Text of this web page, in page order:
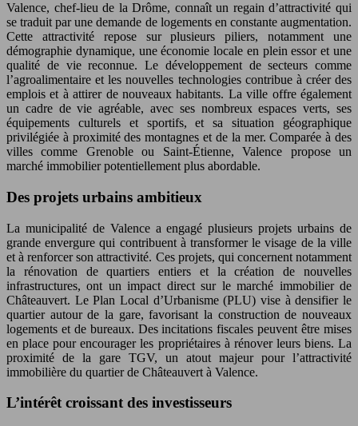
Valence, chef-lieu de la Drôme, connaît un regain d’attractivité qui
se traduit par une demande de logements en constante augmentation.
Cette attractivité repose sur plusieurs piliers, notamment une
démographie dynamique, une économie locale en plein essor et une
qualité de vie reconnue. Le développement de secteurs comme
l’agroalimentaire et les nouvelles technologies contribue à créer des
emplois et à attirer de nouveaux habitants. La ville offre également
un cadre de vie agréable, avec ses nombreux espaces verts, ses
équipements culturels et sportifs, et sa situation géographique
privilégiée à proximité des montagnes et de la mer. Comparée à des
villes comme Grenoble ou Saint-Étienne, Valence propose un
marché immobilier potentiellement plus abordable.
Des projets urbains ambitieux
La municipalité de Valence a engagé plusieurs projets urbains de
grande envergure qui contribuent à transformer le visage de la ville
et à renforcer son attractivité. Ces projets, qui concernent notamment
la rénovation de quartiers entiers et la création de nouvelles
infrastructures, ont un impact direct sur le marché immobilier de
Châteauvert. Le Plan Local d’Urbanisme (PLU) vise à densifier le
quartier autour de la gare, favorisant la construction de nouveaux
logements et de bureaux. Des incitations fiscales peuvent être mises
en place pour encourager les propriétaires à rénover leurs biens. La
proximité de la gare TGV, un atout majeur pour l’attractivité
immobilière du quartier de Châteauvert à Valence.
L’intérêt croissant des investisseurs